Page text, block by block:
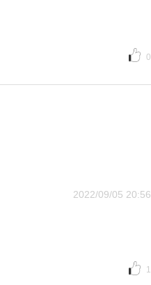
0
2022/09/05 20:56
1